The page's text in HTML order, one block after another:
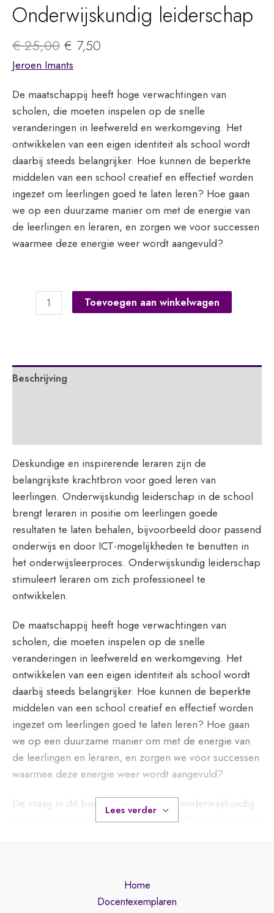
Onderwijskundig leiderschap
€25,00 Original
price
€ 25,00.
€ 7,50
€ 7,50.
Jeroen Imants
De maatschappij heeft hoge verwachtingen van
scholen, die moeten inspelen op de snelle
veranderingen in leefwereld en werkomgeving. Het
ontwikkelen van een eigen identiteit als school wordt
daarbij steeds belangrijker. Hoe kunnen de beperkte
middelen van een school creatief en effectief worden
ingezet om leerlingen goed te laten leren? Hoe gaan
we op een duurzame manier om met de energie van
de leerlingen en leraren, en zorgen we voor successen
waarmee deze energie weer wordt aangevuld?
Onderwijskundig
leiderschap
Toevoegen aan winkelwagen
Beschrijving
Deskundige en inspirerende leraren zijn de
belangrijkste krachtbron voor goed leren van
leerlingen. Onderwijskundig leiderschap in de school
brengt leraren in positie om leerlingen goede
resultaten te laten behalen, bijvoorbeeld door passend
onderwijs en door ICT-mogelijkheden te benutten in
het onderwijsleerproces. Onderwijskundig leiderschap
stimuleert leraren om zich professioneel te
ontwikkelen.
De maatschappij heeft hoge verwachtingen van
scholen, die moeten inspelen op de snelle
veranderingen in leefwereld en werkomgeving. Het
ontwikkelen van een eigen identiteit als school wordt
daarbij steeds belangrijker. Hoe kunnen de beperkte
middelen van een school creatief en effectief worden
ingezet om leerlingen goed te laten leren? Hoe gaan
we op een duurzame manier om met de energie van
de leerlingen en leraren, en zorgen we voor successen
waarmee deze energie weer wordt aangevuld?
De vraag in dit boek is dan ook, hoe onderwijskundig
leiderschap in de basisschool van de 21e eeuw gestalte
opbrengstgericht werken, professionele ruimte en
professionele ontwikkeling. Het boek brengt inzichten
Lees verder
Home
Docentexemplaren